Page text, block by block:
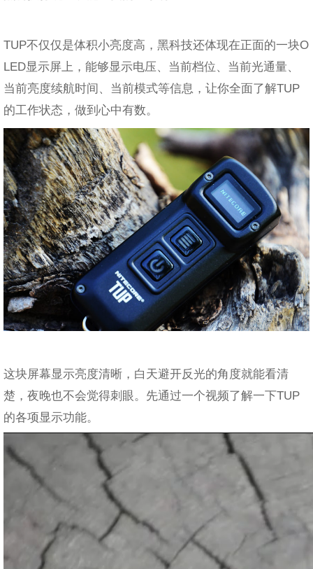
TUP不仅仅是体积小亮度高，黑科技还体现在正面的一块O
LED显示屏上，能够显示电压、当前档位、当前光通量、
当前亮度续航时间、当前模式等信息，让你全面了解TUP
的工作状态，做到心中有数。
这块屏幕显示亮度清晰，白天避开反光的角度就能看清
楚，夜晚也不会觉得刺眼。先通过一个视频了解一下TUP
的各项显示功能。